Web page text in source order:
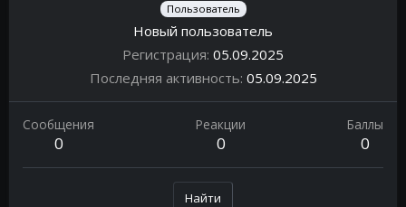
Пользователь
Новый пользователь
Регистрация 05.09.2025
Последняя активность 05.09.2025
Сообщения
0
Реакции
0
Баллы
0
Найти